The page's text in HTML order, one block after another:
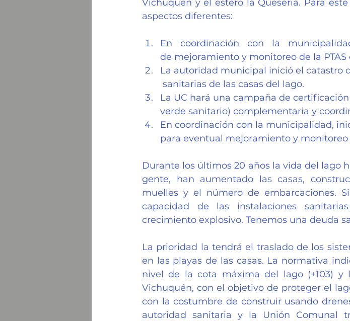
Vichuquén y el estero la Quesería. Para
aspectos diferentes:
En coordinación con la
de mejoramiento y monitoreo de la PTAS
La autoridad municipal inició el catastro
sanitarias de las casas del lago.
La UC hará una campaña de
verde sanitario) complementaria y
En coordinación con la municipalidad,
para eventual mejoramiento y monitoreo
Durante los últimos 20 años la vida del lago
gente, han aumentado las casas,
muelles y el número de embarcaciones.
capacidad de las instalaciones
crecimiento explosivo. Tenemos una deuda
La prioridad la tendrá el traslado de los
en las playas de las casas. La normativa
nivel de la cota máxima del lago (+103)
Vichuquén, con el objetivo de proteger el
con la costumbre de construir usando
autoridad sanitaria y la Unión Comunal